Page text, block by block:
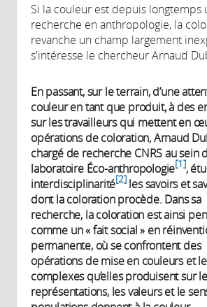
Si la couleur est depuis longtemps
recherche en anthropologie, la
revanche un champ largement
s'intéresse le chercheur Arnaud
En passant, sur le terrain, d’une
couleur en tant que produit, à des
sur les travailleurs qui mettent en
opérations de coloration, Arnaud
chargé de recherche CNRS au sein
laboratoire Éco-anthropologie 1 ,
interdisciplinarité 2 les savoirs et
dont la coloration procède. Dans sa
recherche, la coloration est ainsi
comme un « fait social » en
permanente, où se confrontent des
opérations de mise en couleurs et
complexes qu’elles produisent sur
représentations, les valeurs et le